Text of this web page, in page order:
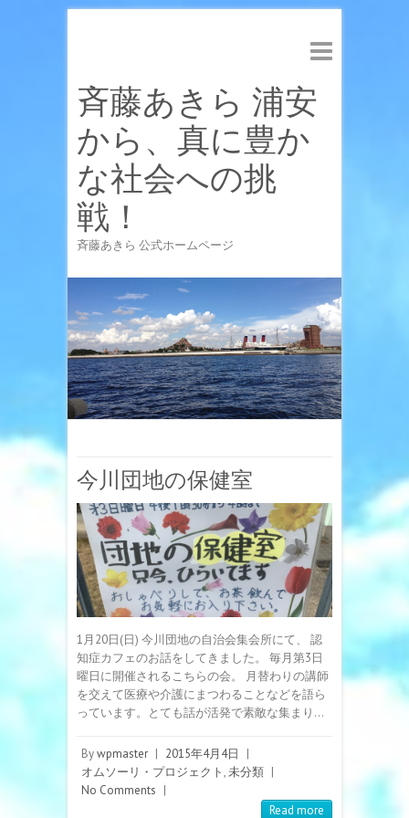
斉藤あきら 浦安
から、真に豊か
な社会への挑
戦！
斉藤あきら 公式ホームページ
今川団地の保健室
1月20日(日) 今川団地の自治会集会所にて、 認
知症カフェのお話をしてきました。 毎月第3日
曜日に開催されるこちらの会。 月替わりの講師
を交えて医療や介護にまつわることなどを語ら
っています。とても話が活発で素敵な集まり…
Bywpmaster | 2015年4月4日
|
オムソーリ・プロジェクト,未分類 |
No Comments |
Read more